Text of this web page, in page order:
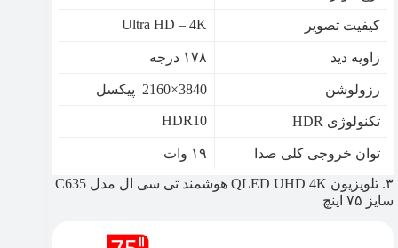
کیفیت تصویر Ultra HD – 4K
زاویه دید ۱۷۸ درجه
رزولوشن 3840×2160 پیکسل
تکنولوژی HDR HDR10
توان خروجی کلی صدا
۱۹ وات
۳. تلویزیون QLED UHD 4K هوشمند تی سی ال مدل C635
سایز ۷۵ اینچ